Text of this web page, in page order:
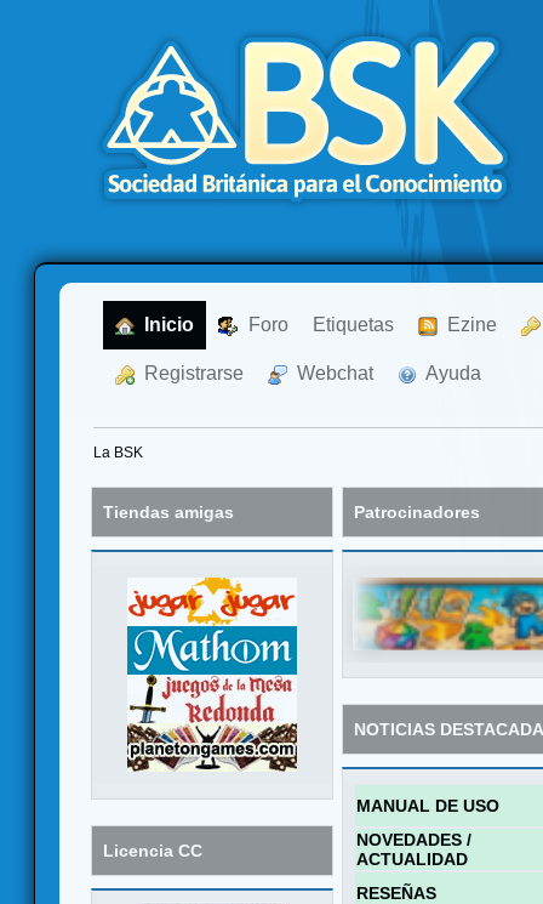
Inicio Foro Etiquetas Ezine
Registrarse Webchat Ayuda
La BSK
Tiendas amigas
Licencia CC
Patrocinadores
NOTICIAS
MANUAL DE USO
NOVEDADES /
ACTUALIDAD
RESEÑAS